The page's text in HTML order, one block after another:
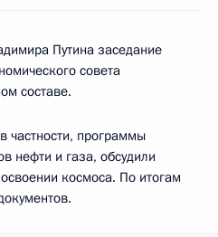
Путина заседание
совета
составе.
частности, программы
нефти и газа, обсудили
космоса. По итогам